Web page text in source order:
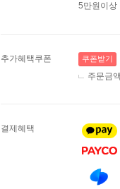
5만원이상
추가혜택쿠폰 쿠폰받기
주문금
결제혜택